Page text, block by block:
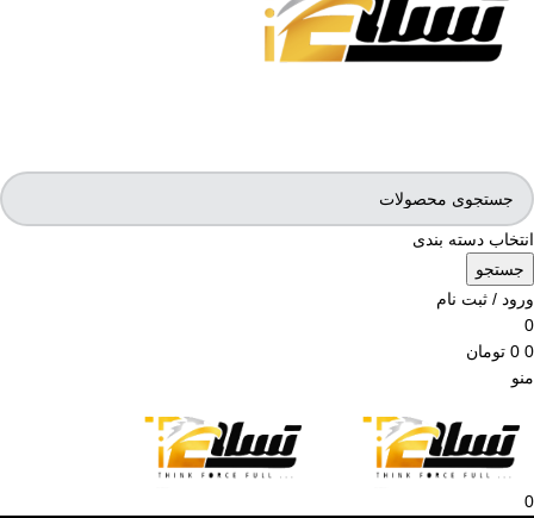
انتخاب دسته بندی
جستجو
ورود / ثبت نام
0
0
0 تومان
منو
0